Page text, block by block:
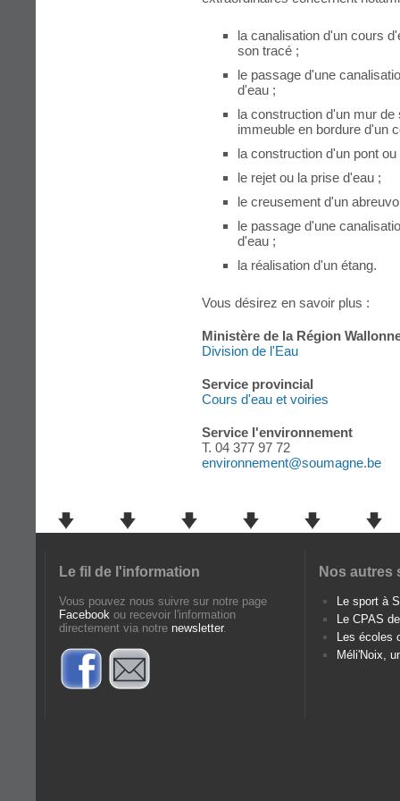
la canalisation d'un cours
son tracé ;
le passage d'une
d'eau ;
la construction d'un mur de
immeuble en bordure d'un
la construction d'un pont
le rejet ou la prise d'eau ;
le creusement d'un
le passage d'une
d'eau ;
la réalisation d'un étang.
Vous désirez en savoir plus :
Ministère de la Région
Division de l'Eau
Service provincial
Cours d'eau et voiries
Service l'environnement
T. 04 377 97 72
environnement@soumagne.be
Le fil de l'information
Vous pouvez nous suivre sur notre page
Facebook ou recevoir l'information
directement via notre newsletter.
Nos autres
Le sport à
Le CPAS
Les écoles
Méli'Noix,